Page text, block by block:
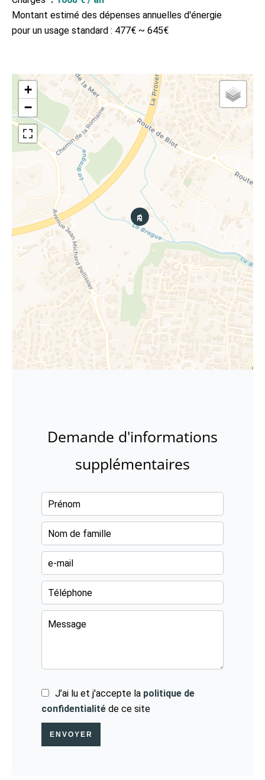
Montant estimé des dépenses annuelles d'énergie
pour un usage standard : 477€ ~ 645€
+
−
Demande d'informations
supplémentaires
J’ai lu et j'accepte la politique de
confidentialité de ce site
ENVOYER